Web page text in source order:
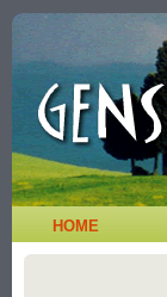
HOME